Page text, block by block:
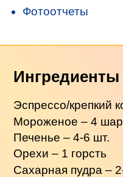
Фотоотчеты
Ингредиенты
Эспрессо/крепкий
Мороженое – 4
Печенье – 4-6 шт.
Орехи – 1 горсть
Сахарная пудра –